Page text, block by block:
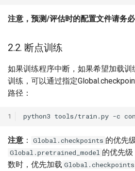
注意，预测/评估时的配置文件请务必
2.2. 断点训练
如果训练程序中断，如果希望加载训
训练，可以通过指定
路径：
1 python3 tools/train.py -c
注意 ： Global.checkpoints 的优先
Global.pretrained_model 的优先
数时，优先加载 Global.checkpoints